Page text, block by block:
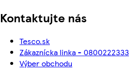
Kontaktujte nás
Tesco.sk
Zákaznícka linka - 0800222333
Výber obchodu